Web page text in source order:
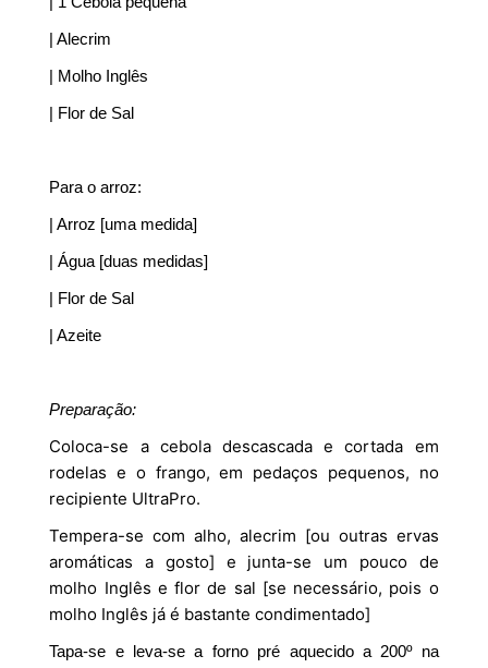
| Alecrim
| Molho Inglês
| Flor de Sal
Para o arroz:
| Arroz [uma medida]
| Água [duas medidas]
| Flor de Sal
| Azeite
Preparação:
Coloca-se a cebola descascada e cortada em
rodelas e o frango, em pedaços pequenos, no
recipiente UltraPro.
Tempera-se com alho, alecrim [ou outras ervas
aromáticas a gosto] e junta-se um pouco de
molho Inglês e flor de sal [se necessário, pois o
molho Inglês já é bastante condimentado]
Tapa-se e leva-se a forno pré aquecido a 200º na